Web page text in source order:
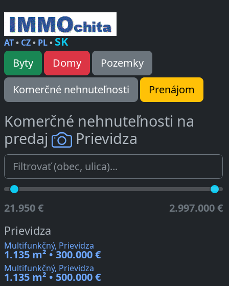
AT• CZ• PL• SK
Byty Domy
Pozemky
Komerčné nehnuteľnosti
Prenájom
Komerčné nehnuteľnosti na
predaj
Prievidza
21.950 € 2.997.000 €
Prievidza
Multifunkčný, Prievidza
1.135 m² • 300.000 €
Multifunkčný, Prievidza
1.135 m² • 500.000 €